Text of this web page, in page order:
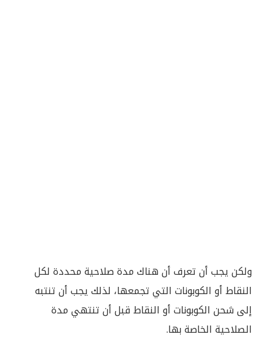
ولكن يجب أن تعرف أن هناك مدة صلاحية محددة لكل
النقاط أو الكوبونات التي تجمعها، لذلك يجب أن تنتبه
إلى شحن الكوبونات أو النقاط قبل أن تنتهي مدة
الصلاحية الخاصة بها.